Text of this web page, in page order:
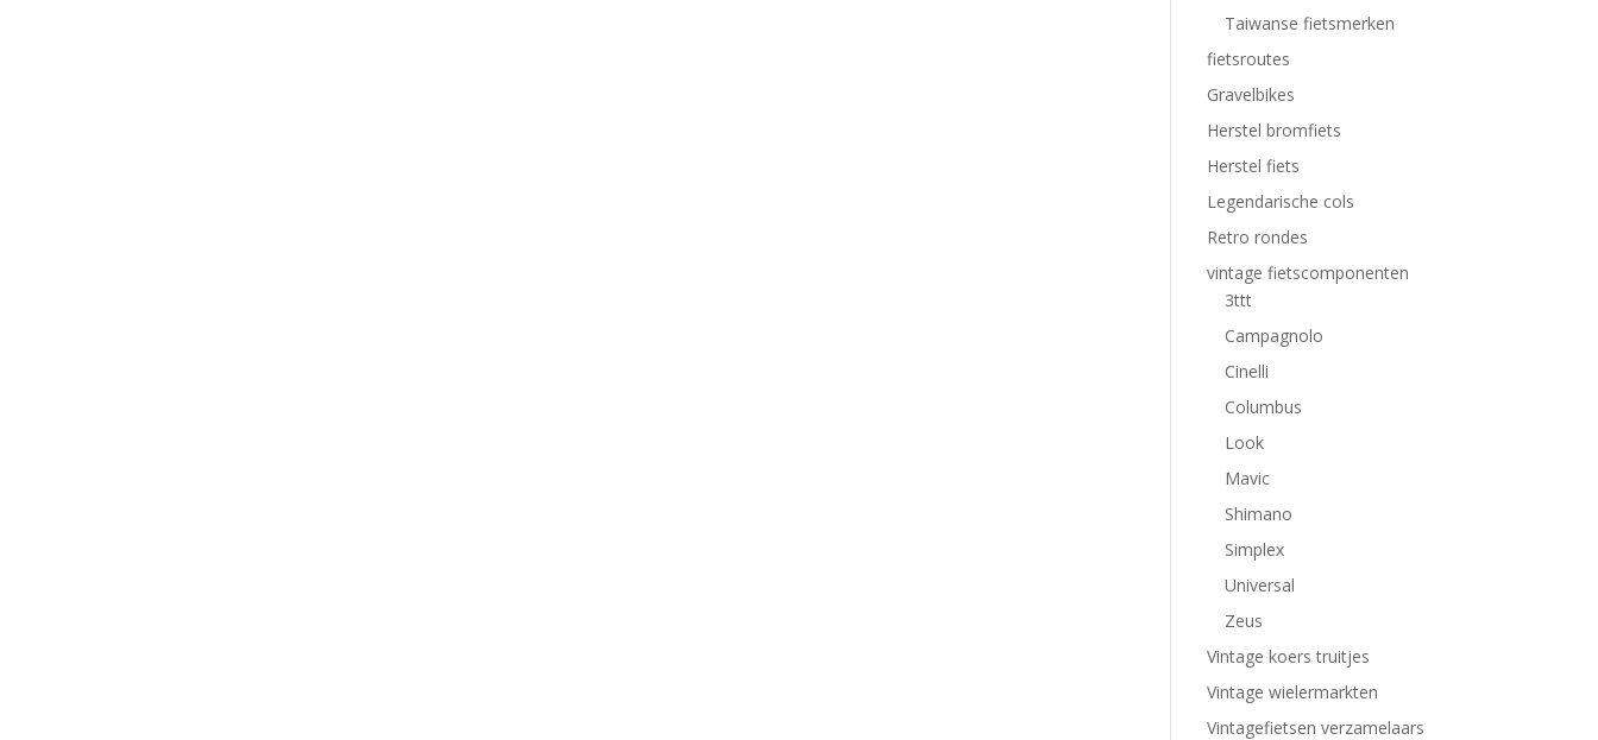
Taiwanse fietsmerken
fietsroutes
Gravelbikes
Herstel bromfiets
Herstel fiets
Legendarische cols
Retro rondes
vintage fietscomponenten
3ttt
Campagnolo
Cinelli
Columbus
Look
Mavic
Shimano
Simplex
Universal
Zeus
Vintage koers truitjes
Vintage wielermarkten
Vintagefietsen verzamelaars